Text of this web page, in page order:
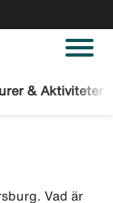
& Aktiviteter
Vad är